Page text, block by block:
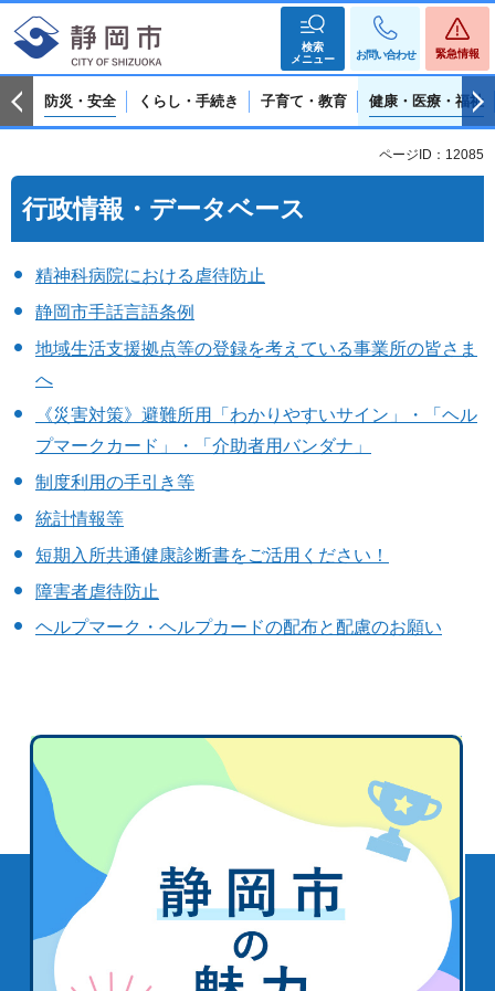
検索
メニュー
お問い合わせ 緊急情報
防災・安全 くらし・手続き 子育て・教育 健康・医療・福祉
ページID：12085
行政情報・データベース
精神科病院における虐待防止
静岡市手話言語条例
地域生活支援拠点等の登録を考えている事業所の皆さま
へ
《災害対策》避難所用「わかりやすいサイン」・「ヘル
プマークカード」・「介助者用バンダナ」
制度利用の手引き等
統計情報等
短期入所共通健康診断書をご活用ください！
障害者虐待防止
ヘルプマーク・ヘルプカードの配布と配慮のお願い